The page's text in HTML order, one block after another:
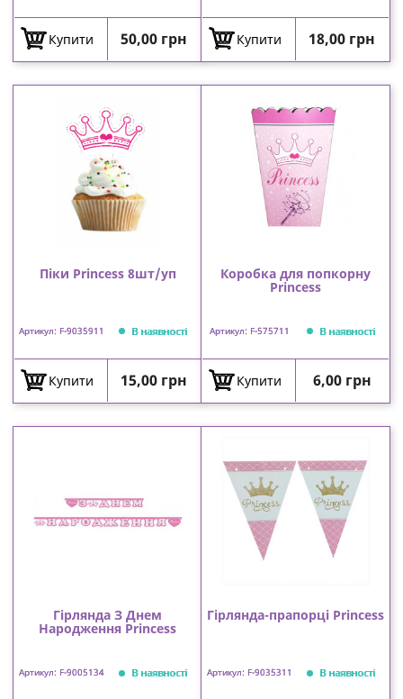
Купити Ціна
50,00 грн Купити Ціна
18,00 грн
Піки Princess 8шт/уп
Артикул: F-9035911 В наявності
Купити Ціна
15,00 грн
Коробка для попкорну
Princess
Артикул: F-575711 В наявності
Купити Ціна
6,00 грн
Гірлянда З Днем
Народження Princess
Артикул: F-9005134 В наявності
Гірлянда-прапорці Princess
Артикул: F-9035311 В наявності